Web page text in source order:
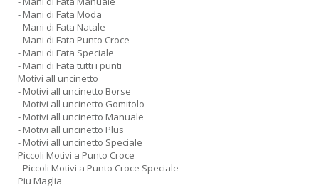
- Mani di Fata Moda
- Mani di Fata Natale
- Mani di Fata Punto Croce
- Mani di Fata Speciale
- Mani di Fata tutti i punti
Motivi all uncinetto
- Motivi all uncinetto Borse
- Motivi all uncinetto Gomitolo
- Motivi all uncinetto Manuale
- Motivi all uncinetto Plus
- Motivi all uncinetto Speciale
Piccoli Motivi a Punto Croce
- Piccoli Motivi a Punto Croce Speciale
Piu Maglia